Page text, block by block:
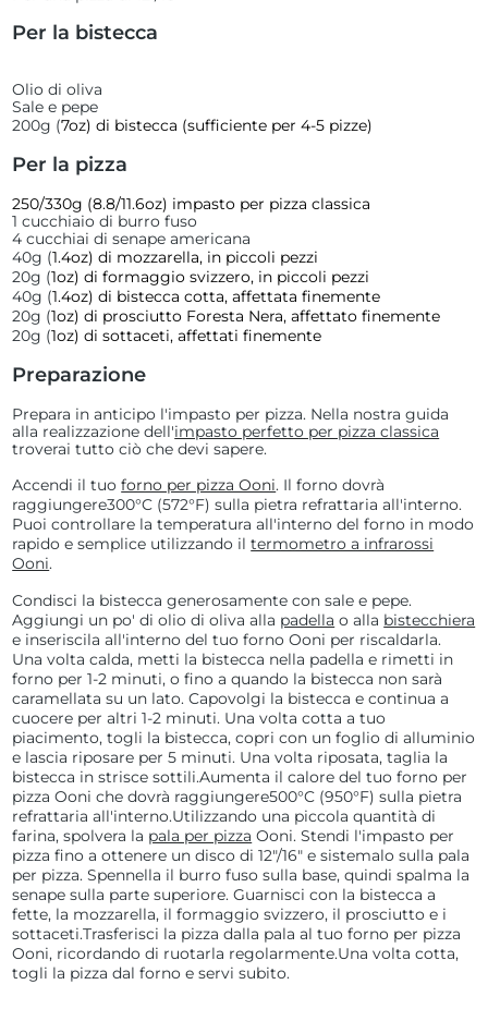
Per la bistecca
Olio di oliva
Sale e pepe
200g (7oz) di bistecca (sufficiente per 4-5 pizze)
Per la pizza
250/330g (8.8/11.6oz) impasto per pizza classica
1 cucchiaio di burro fuso
4 cucchiai di senape americana
40g (1.4oz) di mozzarella, in piccoli pezzi
20g (1oz) di formaggio svizzero, in piccoli pezzi
40g (1.4oz) di bistecca cotta, affettata finemente
20g (1oz) di prosciutto Foresta Nera, affettato finemente
20g (1oz) di sottaceti, affettati finemente
Preparazione
Prepara in anticipo l'impasto per pizza. Nella nostra guida
alla realizzazione dell'impasto perfetto per pizza classica
troverai tutto ciò che devi sapere.
Accendi il tuoforno per pizza Ooni. Il forno dovrà
raggiungere300°C (572°F) sulla pietra refrattaria all'interno.
Puoi controllare la temperatura all'interno del forno in modo
rapido e semplice utilizzando iltermometro a infrarossi
Ooni.
Condisci la bistecca generosamente con sale e pepe.
Aggiungi un po' di olio di oliva alla padella o alla bistecchiera
e inseriscila all'interno del tuo forno Ooni per riscaldarla.
Una volta calda, metti la bistecca nella padella e rimetti in
forno per 1-2 minuti, o fino a quando la bistecca non sarà
caramellata su un lato. Capovolgi la bistecca e continua a
cuocere per altri 1-2 minuti. Una volta cotta a tuo
piacimento, togli la bistecca, copri con un foglio di alluminio
e lascia riposare per 5 minuti. Una volta riposata, taglia la
bistecca in strisce sottili.Aumenta il calore del tuo forno per
pizza Ooni che dovrà raggiungere500°C (950°F) sulla pietra
refrattaria all'interno.Utilizzando una piccola quantità di
farina, spolvera la pala per pizza Ooni. Stendi l'impasto per
pizza fino a ottenere un disco di 12"/16" e sistemalo sulla pala
per pizza. Spennella il burro fuso sulla base, quindi spalma la
senape sulla parte superiore. Guarnisci con la bistecca a
fette, la mozzarella, il formaggio svizzero, il prosciutto e i
sottaceti.Trasferisci la pizza dalla pala al tuo forno per pizza
Ooni, ricordando di ruotarla regolarmente.Una volta cotta,
togli la pizza dal forno e servi subito.